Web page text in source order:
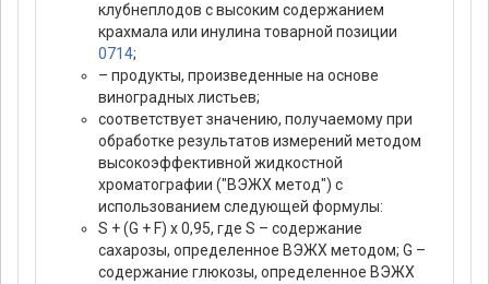
клубнеплодов с высоким содержанием
крахмала или инулина товарной позиции
0714;
– продукты, произведенные на основе
виноградных листьев;
соответствует значению, получаемому при
обработке результатов измерений методом
высокоэффективной жидкостной
хроматографии ("ВЭЖХ метод") с
использованием следующей формулы:
S + (G + F) x 0,95, где S – содержание
сахарозы, определенное ВЭЖХ методом; G –
содержание глюкозы, определенное ВЭЖХ